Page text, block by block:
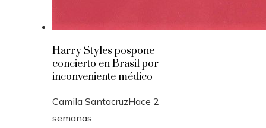
Harry Styles pospone
concierto en Brasil por
inconveniente médico
Camila SantacruzHace 2
semanas